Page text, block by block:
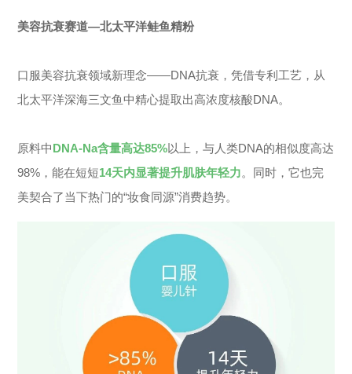
美容抗衰赛道—北太平洋鲑鱼精粉
口服美容抗衰领域新理念——DNA抗衰，凭借专利工艺，从
北太平洋深海三文鱼中精心提取出高浓度核酸DNA。
原料中DNA-Na含量高达85%以上，与人类DNA的相似度高达
98%，能在短短14天内显著提升肌肤年轻力。同时，它也完
美契合了当下热门的“妆食同源”消费趋势。